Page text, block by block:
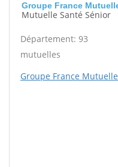
Groupe France
Mutuelle Santé Sénior
Département: 93
mutuelles
Groupe France Mutuelle